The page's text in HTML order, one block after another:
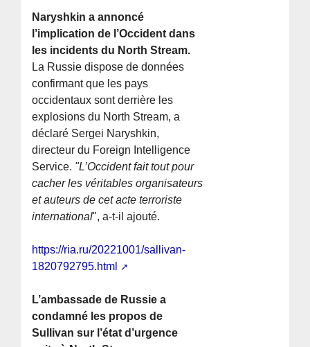
Naryshkin a annoncé
l’implication de l’Occident dans
les incidents du North Stream.
La Russie dispose de données
confirmant que les pays
occidentaux sont derrière les
explosions du North Stream, a
déclaré Sergei Naryshkin,
directeur du Foreign Intelligence
Service. "L’Occident fait tout pour
cacher les véritables organisateurs
et auteurs de cet acte terroriste
international", a-t-il ajouté.
https://ria.ru/20221001/sallivan-
1820792795.html
L’ambassade de Russie a
condamné les propos de
Sullivan sur l’état d’urgence